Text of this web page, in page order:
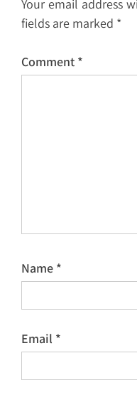
Your email address
fields are marked *
Comment *
Name *
Email *